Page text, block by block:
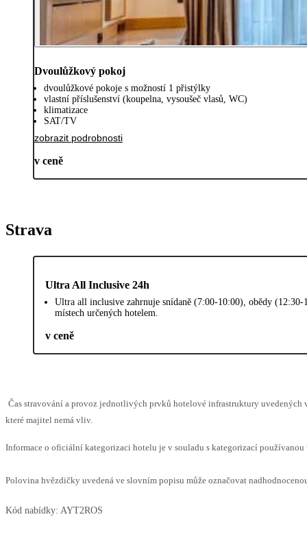
Dvoulůžkový pokoj
dvoulůžkové pokoje s možností 1 přistýlky
vlastní příslušenství (koupelna, vysoušeč vlasů, WC)
klimatizace
SAT/TV
zobrazit podrobnosti
v ceně
Strava
Ultra All Inclusive 24h
Ultra all inclusive zahrnuje snídaně (7:00-10:00), obědy
místech určených hotelem.
v ceně
Čas stravování a provoz jednotlivých prvků hotelové infrastruktury uvedených
které majitel nemá vliv.
Informace o oficiální kategorizaci hotelu je v souladu s kategorizací
Polovina hvězdičky uvedená ve slovním popisu může označovat
Kód nabídky: AYT2ROS